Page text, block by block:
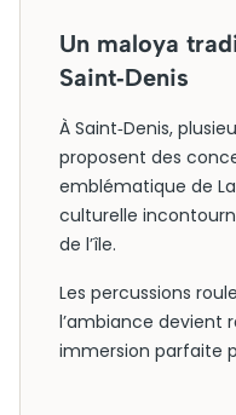
Un maloya
Saint‑Denis
À Saint‑Denis,
proposent des
emblématique de
culturelle
de l’île.
Les percussions
l’ambiance devient
immersion parfaite